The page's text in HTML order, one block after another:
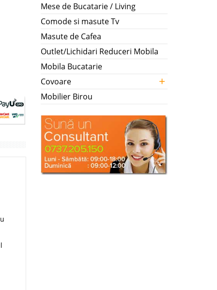
Mese de Bucatarie / Living
Comode si masute Tv
Masute de Cafea
Outlet/Lichidari Reduceri Mobila
Mobila Bucatarie
Covoare
+
Mobilier Birou